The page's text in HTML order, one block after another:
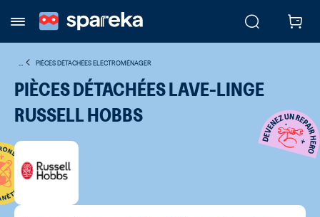
PIÈCES DÉTACHÉES ELECTROMÉNAGER
PIÈCES DÉTACHÉES LAVE-LINGE
RUSSELL HOBBS